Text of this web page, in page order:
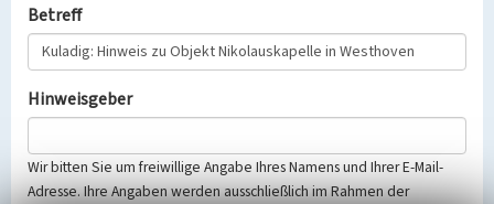
Betreff
Hinweisgeber
Wir bitten Sie um freiwillige Angabe Ihres Namens und Ihrer E-Mail-
Adresse. Ihre Angaben werden ausschließlich im Rahmen der